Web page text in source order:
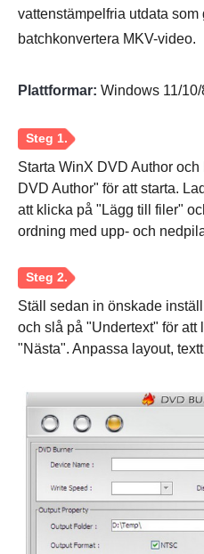
vattenstämpelfria utdata
batchkonvertera MKV-video.
Plattformar: Windows 11/10/
Starta WinX DVD Author
DVD Author" för att starta.
att klicka på "Lägg till filer"
ordning med upp- och
Ställ sedan in önskade
och slå på "Undertext" för
"Nästa". Anpassa layout,